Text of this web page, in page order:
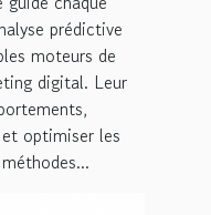
prédictive
moteurs de
digital. Leur
optimiser les